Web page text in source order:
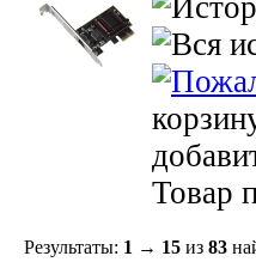
Товар
Результаты: 1 → 15 из 83